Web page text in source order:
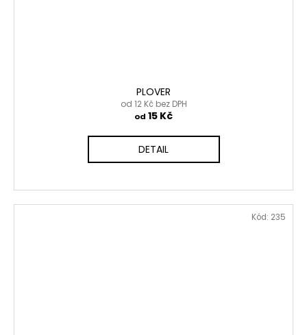
PLOVER
od 12 Kč bez DPH
od 15 Kč
DETAIL
Kód: 235